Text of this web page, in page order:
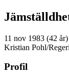
11 nov 1983 (42 år)
Kristian Pohl/
Profil